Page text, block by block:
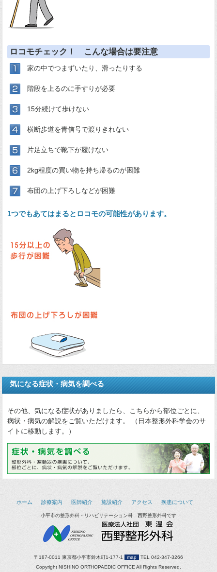
ロコモチェック！ こんな場合は要注意
家の中でつまずいたり、滑ったりする
階段を上るのに手すりが必要
15分続けて歩けない
横断歩道を青信号で渡りきれない
片足立ちで靴下が履けない
2kg程度の買い物を持ち帰るのが困難
布団の上げ下ろしなどが困難
1つでもあてはまるとロコモの可能性があります。
気になる症状・病気を調べる
その他、気になる症状がありましたら、こちらから部位ごとに、
病状・病気の解説をご覧いただけます。 （日本整形外科学会のサ
イトに移動します。）
ホーム 診療案内 医師紹介 施設紹介 アクセス 疾患について
小平市の整形外科・リハビリテーション科 西野整形外科です
〒187-0011 東京都小平市鈴木町1-177-1 map
TEL 042-347-3266
Copyright NISHINO ORTHOPAEDIC OFFICE All Rights Reserved.